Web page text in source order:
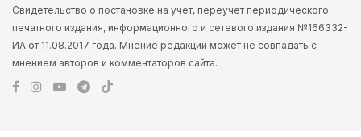
Свидетельство о постановке на учет, переучет периодического
печатного издания, информационного и сетевого издания №166332-
ИА от 11.08.2017 года. Мнение редакции может не совпадать с
мнением авторов и комментаторов сайта.